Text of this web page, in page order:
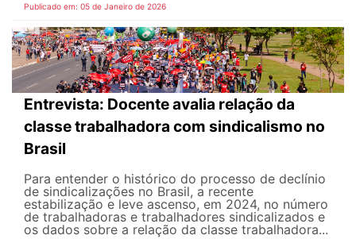
Publicado em: 05 de Janeiro de 2026
Entrevista: Docente avalia relação da
classe trabalhadora com sindicalismo no
Brasil
Para entender o histórico do processo de declínio
de sindicalizações no Brasil, a recente
estabilização e leve ascenso, em 2024, no número
de trabalhadoras e trabalhadores sindicalizados e
os dados sobre a relação da classe trabalhadora...